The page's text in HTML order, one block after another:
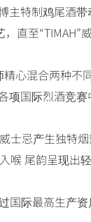
主特制鸡尾酒
直至“TIMAH”
心混合两种不
项国际烈酒竞
士忌产生独特
喉 尾韵呈现出
国际最高生产